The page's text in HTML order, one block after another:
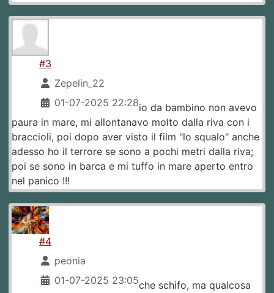
#3
Zepelin_22
01-07-2025 22:28io da bambino non avevo
paura in mare, mi allontanavo molto dalla riva con i
braccioli, poi dopo aver visto il film "lo squalo" anche
adesso ho il terrore se sono a pochi metri dalla riva;
poi se sono in barca e mi tuffo in mare aperto entro
nel panico !!!
#4
peonia
01-07-2025 23:05che schifo, ma qualcosa